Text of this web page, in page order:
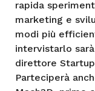
rapida
marketing e
modi più
intervistarlo sarà
direttore Startup
Parteciperà